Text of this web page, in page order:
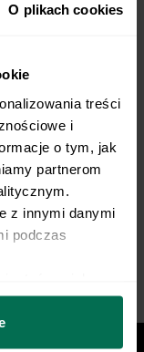
O plikach cookies
treści
i
o tym, jak
partnerom
z innymi danymi
podczas
sposób
plan
dyscypliny,
pozwól, by źle
progres.